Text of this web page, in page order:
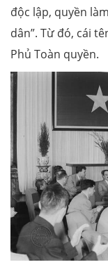
độc lập, quyền
dân”. Từ đó, cái
Phủ Toàn quyền.